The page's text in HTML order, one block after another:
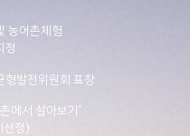
농어촌체험
정
형발전위원회 표창
에서 살아보기'
선정)